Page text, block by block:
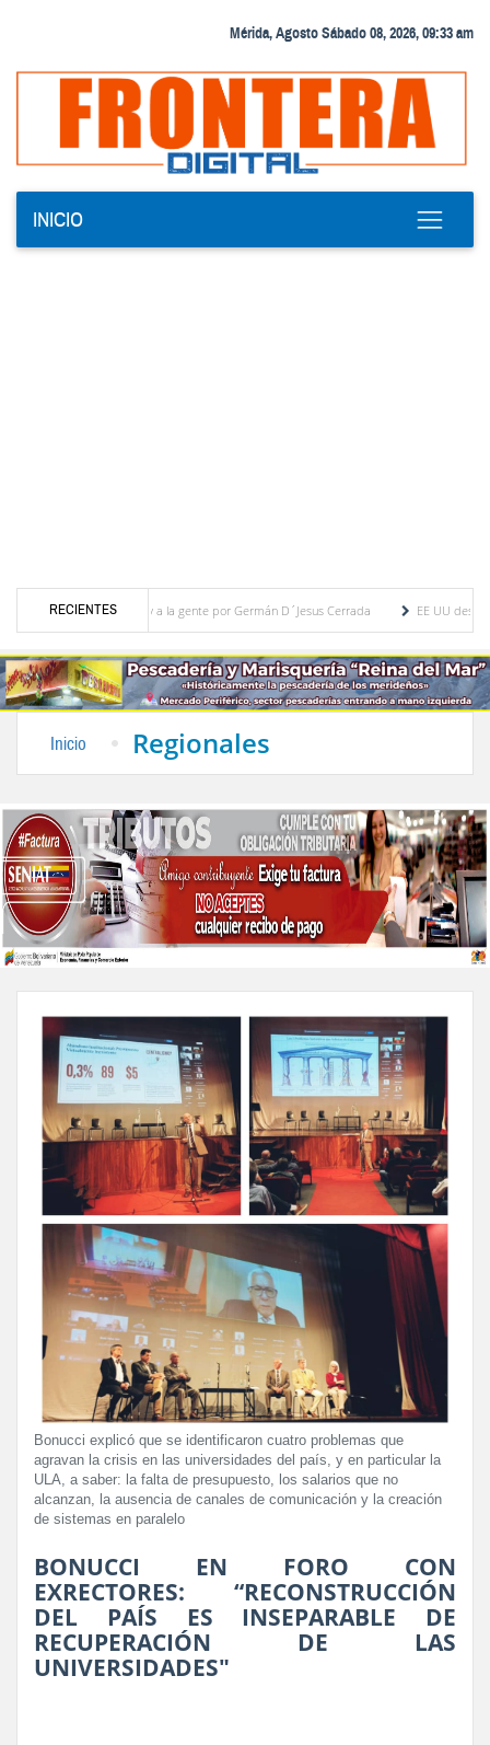
Mérida, Agosto Sábado 08, 2026, 09:33 am
INICIO
RECIENTES
al micrófono y a la gente por Germán D´Jesus Cerrada
EE UU destinará
Inicio Regionales
Bonucci explicó que se identificaron cuatro problemas que
agravan la crisis en las universidades del país, y en particular la
ULA, a saber: la falta de presupuesto, los salarios que no
alcanzan, la ausencia de canales de comunicación y la creación
de sistemas en paralelo
BONUCCI EN FORO CON
EXRECTORES: “RECONSTRUCCIÓN
DEL PAÍS ES INSEPARABLE DE
RECUPERACIÓN DE LAS
UNIVERSIDADES"